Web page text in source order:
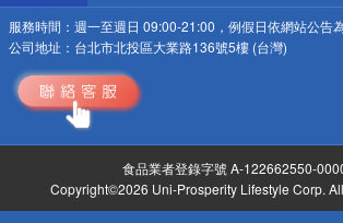
服務時間： 週一至週日 09:00-21:00，例假日依網站公告
公司地址： 台北市北投區大業路136號5樓 (台灣)
食品業者登錄字號 A-122662550-
Copyright©2026 Uni-Prosperity Lifestyle Corp.